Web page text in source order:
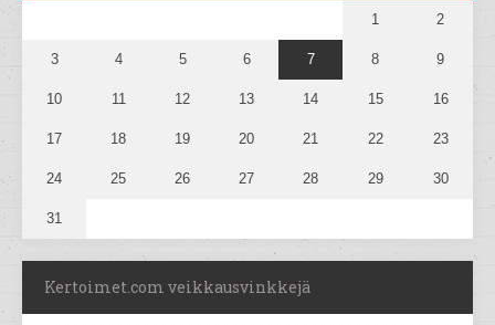
1 2
3 4 5 6 7 8 9
10 11 12 13 14 15 16
17 18 19 20 21 22 23
24 25 26 27 28 29 30
31
Kertoimet.com veikkausvinkkejä